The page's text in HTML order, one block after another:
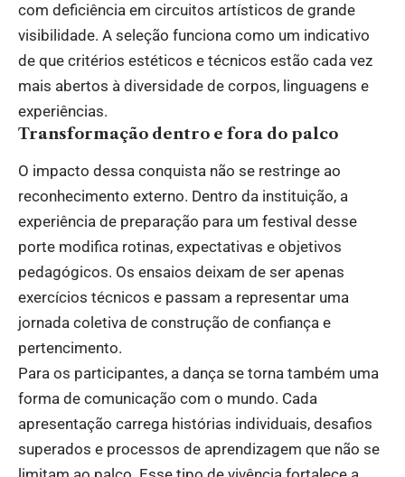
com deficiência em circuitos artísticos de grande
visibilidade. A seleção funciona como um indicativo
de que critérios estéticos e técnicos estão cada vez
mais abertos à diversidade de corpos, linguagens e
experiências.
Transformação dentro e fora do palco
O impacto dessa conquista não se restringe ao
reconhecimento externo. Dentro da instituição, a
experiência de preparação para um festival desse
porte modifica rotinas, expectativas e objetivos
pedagógicos. Os ensaios deixam de ser apenas
exercícios técnicos e passam a representar uma
jornada coletiva de construção de confiança e
pertencimento.
Para os participantes, a dança se torna também uma
forma de comunicação com o mundo. Cada
apresentação carrega histórias individuais, desafios
superados e processos de aprendizagem que não se